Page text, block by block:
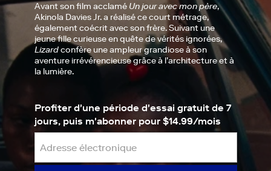
Avant son film acclamé Un jour avec mon père,
Akinola Davies Jr. a réalisé ce court métrage,
également coécrit avec son frère. Suivant une
jeune fille curieuse en quête de vérités ignorées,
Lizardconfère une ampleur grandiose à son
aventure irrévérencieuse grâce à l’architecture et à
la lumière.
Profiter d'une période d'essai gratuit de 7
jours, puis m'abonner pour $14.99/mois